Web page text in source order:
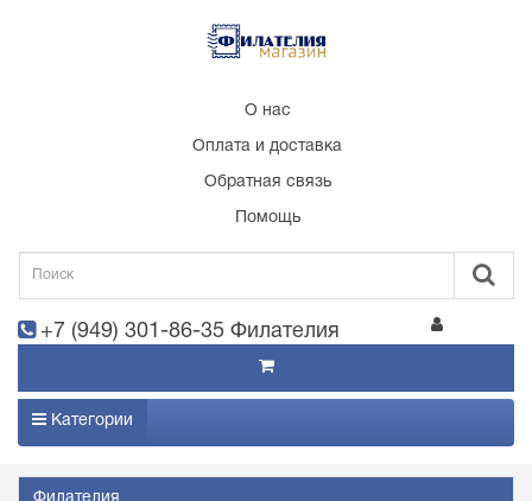
О нас
Оплата и доставка
Обратная связь
Помощь
+7 (949) 301-86-35 Филателия
Категории